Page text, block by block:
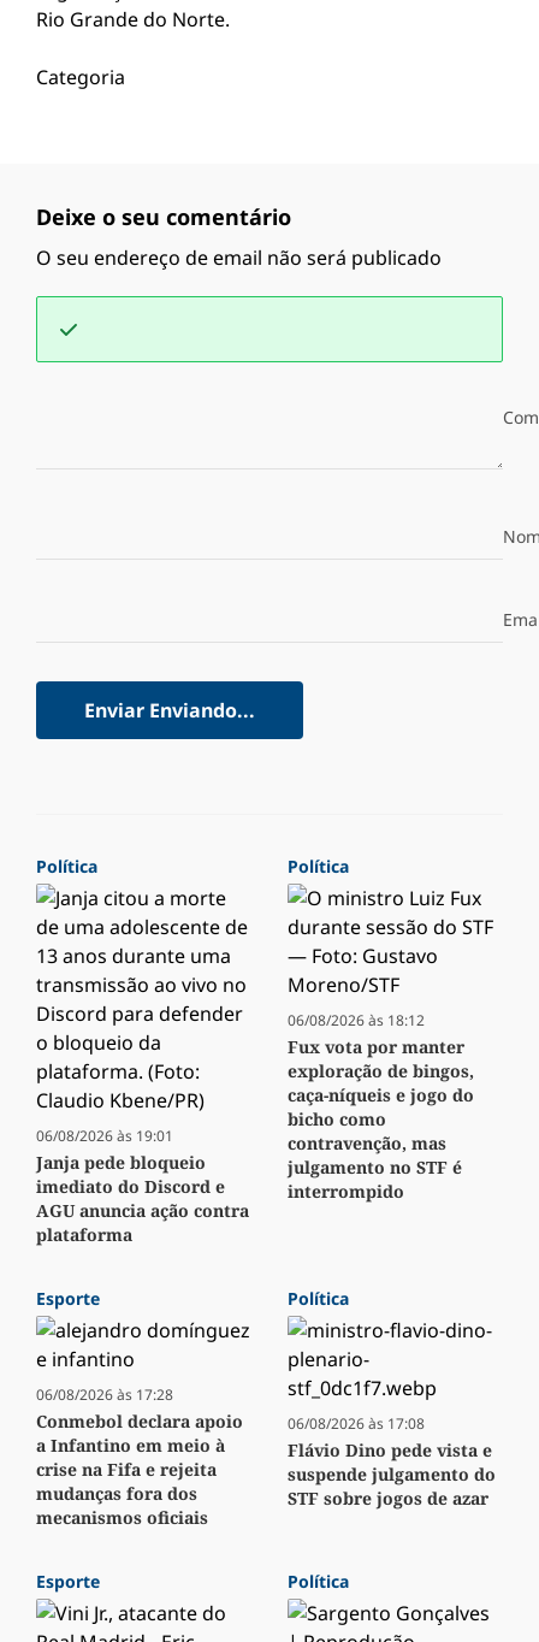
Rio Grande do Norte.
Categoria
Deixe o seu comentário
O seu endereço de email não será publicado
Enviar Enviando...
Política
06/08/2026 às 19:01
Janja pede bloqueio
imediato do Discord e
AGU anuncia ação contra
plataforma
Política
06/08/2026 às 18:12
Fux vota por manter
exploração de bingos,
caça-níqueis e jogo do
bicho como
contravenção, mas
julgamento no STF é
interrompido
Esporte
06/08/2026 às 17:28
Conmebol declara apoio
a Infantino em meio à
crise na Fifa e rejeita
mudanças fora dos
mecanismos oficiais
Política
06/08/2026 às 17:08
Flávio Dino pede vista e
suspende julgamento do
STF sobre jogos de azar
Esporte Política